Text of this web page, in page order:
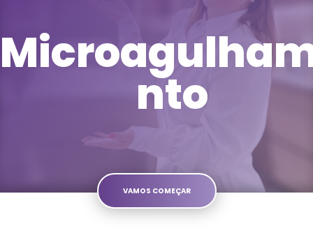
nto
VAMOS COMEÇAR